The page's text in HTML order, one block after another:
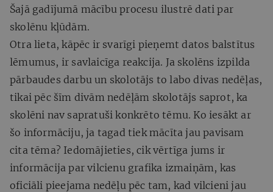
Šajā gadījumā mācību procesu ilustrē dati par
skolēnu kļūdām.
Otra lieta, kāpēc ir svarīgi pieņemt datos balstītus
lēmumus, ir savlaicīga reakcija. Ja skolēns izpilda
pārbaudes darbu un skolotājs to labo divas nedēļas,
tikai pēc šīm divām nedēļām skolotājs saprot, ka
skolēni nav sapratuši konkrēto tēmu. Ko iesākt ar
šo informāciju, ja tagad tiek mācīta jau pavisam
cita tēma? Iedomājieties, cik vērtīga jums ir
informācija par vilcienu grafika izmaiņām, kas
oficiāli pieejama nedēļu pēc tam, kad vilcieni jau